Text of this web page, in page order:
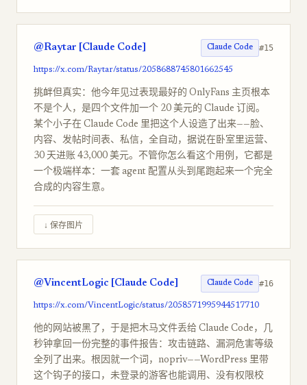
@Raytar [Claude Code] Claude Code #15
https://x.com/Raytar/status/2058688745801662545
挑衅但真实：他今年见过表现最好的 OnlyFans 主页根本
不是个人，是四个文件加一个 20 美元的 Claude 订阅。
某个小子在 Claude Code 里把这个人设造了出来——脸、
内容、发帖时间表、私信，全自动，据说在卧室里运营、
30 天进账 43,000 美元。不管你怎么看这个用例，它都是
一个极端样本：一套 agent 配置从头到尾跑起来一个完全
合成的内容生意。
↓ 保存图片
@VincentLogic [Claude Code] Claude Code #16
https://x.com/VincentLogic/status/2058571995944517710
他的网站被黑了，于是把木马文件丢给 Claude Code，几
秒钟拿回一份完整的事件报告：攻击链路、漏洞危害等级
全列了出来。根因就一个词，nopriv——WordPress 里带
这个钩子的接口，未登录的游客也能调用、没有权限校